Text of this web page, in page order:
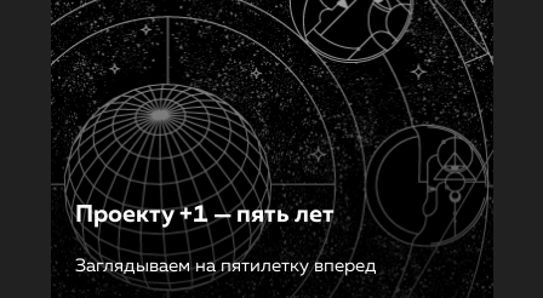
Проекту +1 — пять лет
Заглядываем на пятилетку вперед